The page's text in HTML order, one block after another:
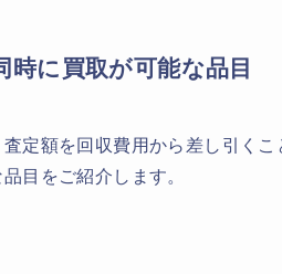
時に買取が可能な品目
定額を回収費用から差し引く
目をご紹介します。